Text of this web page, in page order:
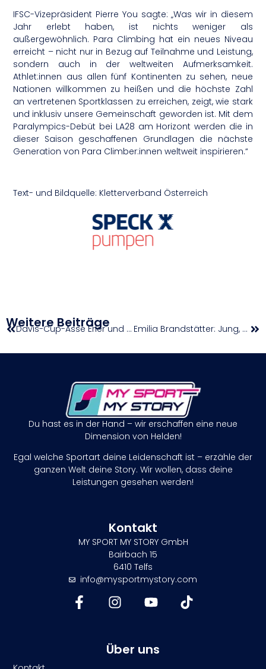
IFSC-Vizepräsident Pierre You sagte: „Was wir in diesem
Jahr erlebt haben, ist nichts weniger als
außergewöhnlich. Para Climbing hat ein neues Niveau
erreicht – nicht nur in Bezug auf Teilnahme und Leistung,
sondern auch in der weltweiten Aufmerksamkeit.
Athlet:innen aus allen fünf Kontinenten zu sehen, neue
Nationen willkommen zu heißen und die höchste Zahl
an vertretenen Sportklassen zu erreichen, zeigt, wie stark
und inklusiv unsere Gemeinschaft geworden ist. Mit dem
Paralympics-Debüt bei LA28 am Horizont werden die in
dieser Saison geschaffenen Grundlagen die nächste
Generation von Para Climber:innen weltweit inspirieren.“
Text- und Bildquelle: Kletterverband Österreich
Weitere Beiträge Davis-Cup-Asse Erler und Miedler bereits in Hochform Emilia Brandstätter: Jung, ehrgeizig, zielstrebig!
Du hast es in der Hand – wir erschaffen eine neue
Dimension von Helden!
Egal welche Sportart deine Leidenschaft ist – erzähle der
ganzen Welt deine Story. Wir wollen, dass deine
Leistungen gesehen werden!
Kontakt
MY SPORT MY STORY GmbH
Bairbach 15
6410 Telfs
info@mysportmystory.com
Über uns